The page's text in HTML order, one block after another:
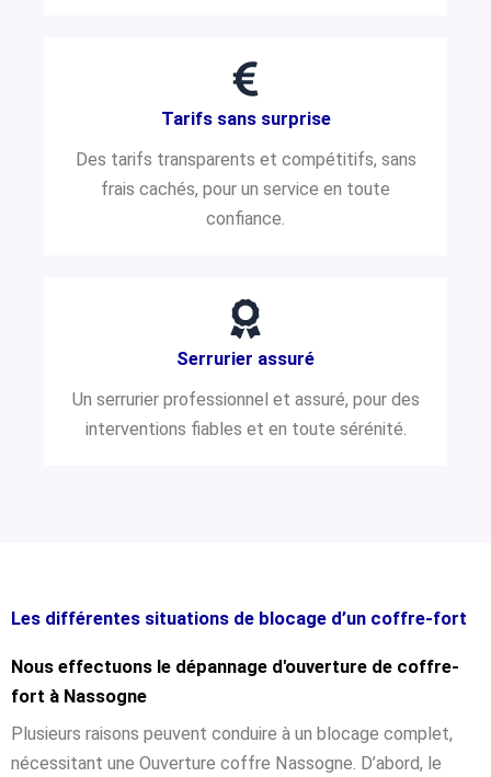
Tarifs sans surprise
Des tarifs transparents et compétitifs, sans
frais cachés, pour un service en toute
confiance.
Serrurier assuré
Un serrurier professionnel et assuré, pour des
interventions fiables et en toute sérénité.
Les différentes situations de blocage d’un coffre-fort
Nous effectuons le dépannage d'ouverture de coffre-
fort à Nassogne
Plusieurs raisons peuvent conduire à un blocage complet,
nécessitant une Ouverture coffre Nassogne. D’abord, le